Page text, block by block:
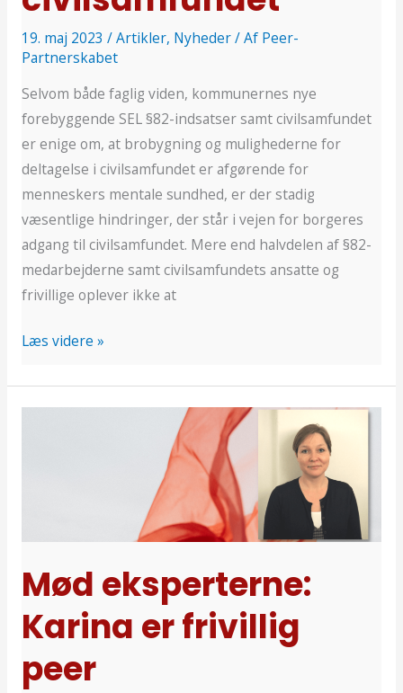
19. maj 2023 /Artikler, Nyheder/ Af Peer-
Partnerskabet
Selvom både faglig viden, kommunernes nye
forebyggende SEL §82-indsatser samt civilsamfundet
er enige om, at brobygning og mulighederne for
deltagelse i civilsamfundet er afgørende for
menneskers mentale sundhed, er der stadig
væsentlige hindringer, der står i vejen for borgeres
adgang til civilsamfundet. Mere end halvdelen af §82-
medarbejderne samt civilsamfundets ansatte og
frivillige oplever ikke at
Læs videre »
Mød eksperterne:
Karina er frivillig
peer
peer